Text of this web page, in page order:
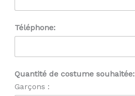
Téléphone:
Quantité de costume souhaitée:
Garçons :